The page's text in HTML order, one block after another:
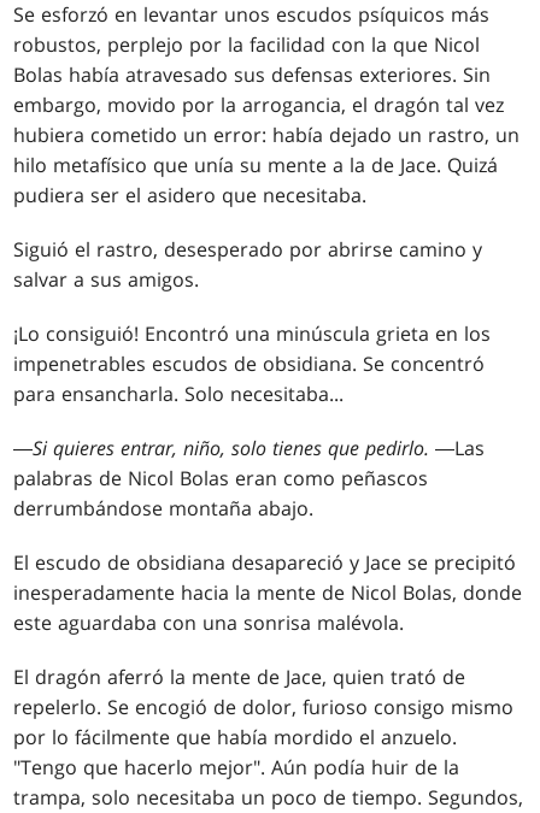
Se esforzó en levantar unos escudos psíquicos más
robustos, perplejo por la facilidad con la que Nicol
Bolas había atravesado sus defensas exteriores. Sin
embargo, movido por la arrogancia, el dragón tal vez
hubiera cometido un error: había dejado un rastro, un
hilo metafísico que unía su mente a la de Jace. Quizá
pudiera ser el asidero que necesitaba.
Siguió el rastro, desesperado por abrirse camino y
salvar a sus amigos.
¡Lo consiguió! Encontró una minúscula grieta en los
impenetrables escudos de obsidiana. Se concentró
para ensancharla. Solo necesitaba...
―Si quieres entrar, niño, solo tienes que pedirlo. ―Las
palabras de Nicol Bolas eran como peñascos
derrumbándose montaña abajo.
El escudo de obsidiana desapareció y Jace se precipitó
inesperadamente hacia la mente de Nicol Bolas, donde
este aguardaba con una sonrisa malévola.
El dragón aferró la mente de Jace, quien trató de
repelerlo. Se encogió de dolor, furioso consigo mismo
por lo fácilmente que había mordido el anzuelo.
"Tengo que hacerlo mejor". Aún podía huir de la
trampa, solo necesitaba un poco de tiempo. Segundos,